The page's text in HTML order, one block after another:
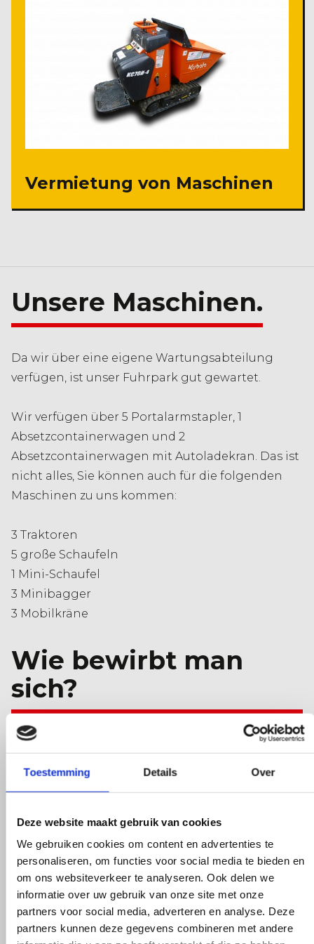
Toestemming Details Over
Deze website maakt gebruik van cookies
We gebruiken cookies om content en advertenties te
personaliseren, om functies voor social media te bieden en
om ons websiteverkeer te analyseren. Ook delen we
informatie over uw gebruik van onze site met onze
partners voor social media, adverteren en analyse. Deze
partners kunnen deze gegevens combineren met andere
Vermietung von Maschinen
Unsere Maschinen.
Da wir über eine eigene Wartungsabteilung
verfügen, ist unser Fuhrpark gut gewartet.
Wir verfügen über 5 Portalarmstapler, 1
Absetzcontainerwagen und 2
Absetzcontainerwagen mit Autoladekran. Das ist
nicht alles, Sie können auch für die folgenden
Maschinen zu uns kommen:
3 Traktoren
5 große Schaufeln
1 Mini-Schaufel
3 Minibagger
3 Mobilkräne
Wie bewirbt man
sich?
Für eine klare Skizze der Abbrucharbeiten
Eine Maschine mieten? Gehen Sie zu der
Maschine, die Sie mieten möchten, und klicken
Sie dann auf Angebot anfordern. Geben Sie Ihre
Daten ein und Sie erhalten so schnell wie
möglich ein wettbewerbsfähiges Angebot.